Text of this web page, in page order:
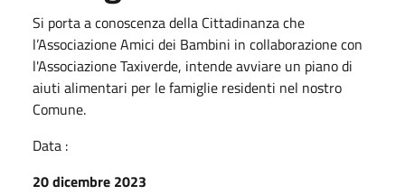
Si porta a conoscenza della Cittadinanza che
l’Associazione Amici dei Bambini in collaborazione con
l'Associazione Taxiverde, intende avviare un piano di
aiuti alimentari per le famiglie residenti nel nostro
Comune.
Data :
20 dicembre 2023